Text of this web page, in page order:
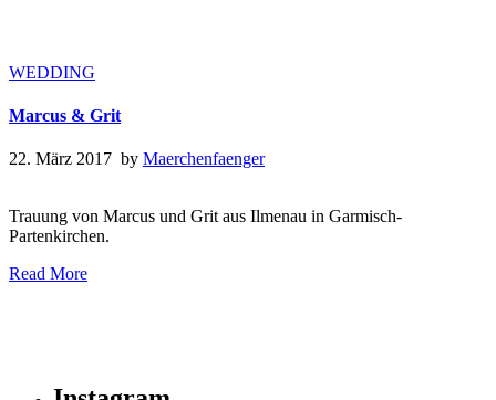
WEDDING
Marcus & Grit
22. März 2017 by Maerchenfaenger
Trauung von Marcus und Grit aus Ilmenau in Garmisch-
Partenkirchen.
Read More